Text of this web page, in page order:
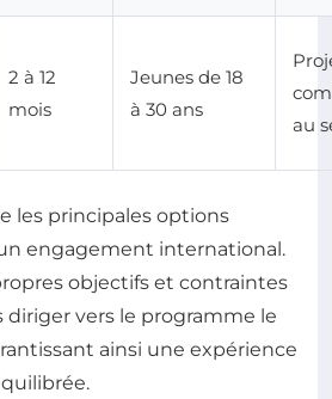
2 à 12
mois
Jeunes de 18
à 30 ans
au
les principales options
engagement international.
objectifs et contraintes
diriger vers le programme le
ainsi une expérience